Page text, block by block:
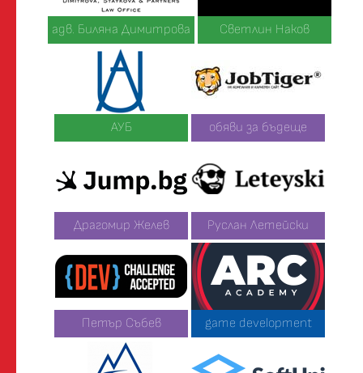
адв. Биляна Димитрова Светлин Наков
АУБ обяви за бъдеще
Драгомир Желев Руслан Летейски
Петър Събев game development